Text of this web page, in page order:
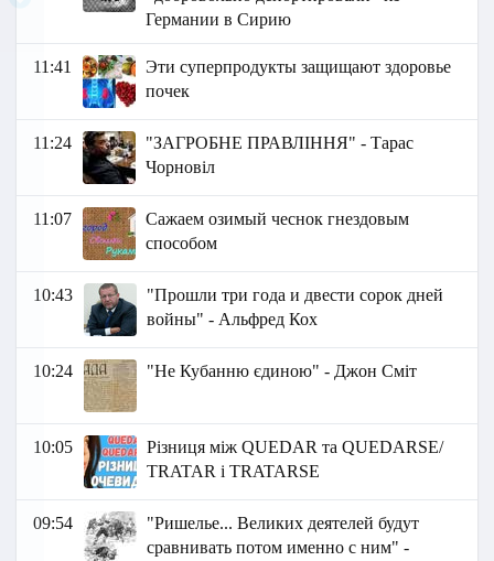
Германии в Сирию
11:41
Эти суперпродукты защищают здоровье
почек
11:24
"ЗАГРОБНЕ ПРАВЛІННЯ" - Тарас
Чорновіл
11:07
Сажаем озимый чеснок гнездовым
способом
10:43
"Прошли три года и двести сорок дней
войны" - Альфред Кох
10:24 "Не Кубанню єдиною" - Джон Сміт
10:05
Різниця між QUEDAR та QUEDARSE/
TRATAR і TRATARSE
09:54
"Ришелье... Великих деятелей будут
сравнивать потом именно с ним" -